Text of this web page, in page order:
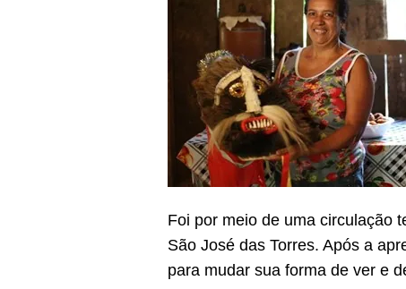
Foi por meio de uma circulação
São José das Torres. Após a
para mudar sua forma de ver e